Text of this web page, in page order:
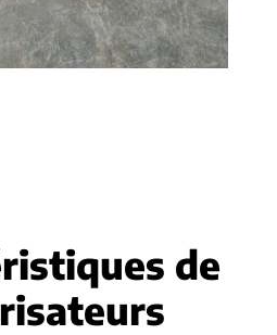
de